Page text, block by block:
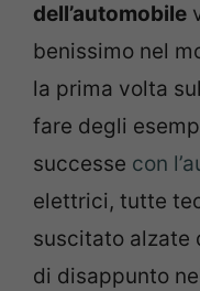
dell’automobile
benissimo nel
la prima volta
fare degli
successe con
elettrici, tutte
suscitato alzate
di disappunto